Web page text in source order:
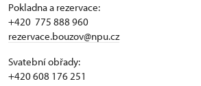
Pokladna a rezervace:
+420 775 888 960
rezervace.bouzov@npu.cz
Svatební obřady:
+420 608 176 251